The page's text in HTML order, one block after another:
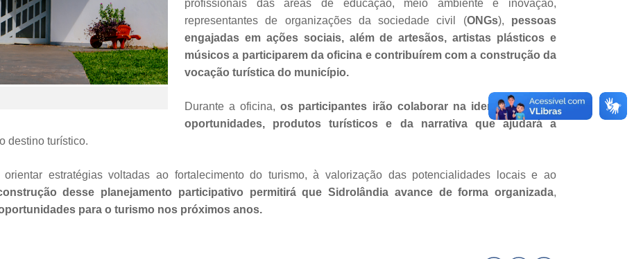
profissionais das áreas de educação, meio ambiente e inovação,
representantes de organizações da sociedade civil (ONGs), pessoas
engajadas em ações sociais, além de artesãos, artistas plásticos e
músicos a participarem da oficina e contribuírem com a construção da
vocação turística do município.
Durante a oficina,os participantes irão colaborar na identificação de
oportunidades, produtos turísticos e da narrativa que ajudará a
destino turístico.
estratégias voltadas ao fortalecimento do turismo, à valorização das potencialidades locais e ao
desse planejamento participativo permitirá que Sidrolândia avance de forma organizada,
para o turismo nos próximos anos.